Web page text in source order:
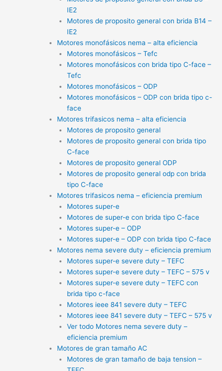
IE2
Motores de proposito general con brida B14 –
IE2
Motores monofásicos nema – alta eficiencia
Motores monofásicos – Tefc
Motores monofásicos con brida tipo C-face –
Tefc
Motores monofásicos – ODP
Motores monofásicos – ODP con brida tipo c-
face
Motores trifasicos nema – alta eficiencia
Motores de proposito general
Motores de proposito general con brida tipo
C-face
Motores de proposito general ODP
Motores de proposito general odp con brida
tipo C-face
Motores trifasicos nema – eficiencia premium
Motores super-e
Motores de super-e con brida tipo C-face
Motores super-e – ODP
Motores super-e – ODP con brida tipo C-face
Motores nema severe duty – eficiencia premium
Motores super-e severe duty – TEFC
Motores super-e severe duty – TEFC – 575 v
Motores super-e severe duty – TEFC con
brida tipo c-face
Motores ieee 841 severe duty – TEFC
Motores ieee 841 severe duty – TEFC – 575 v
Ver todo Motores nema severe duty –
eficiencia premium
Motores de gran tamaño AC
Motores de gran tamaño de baja tension –